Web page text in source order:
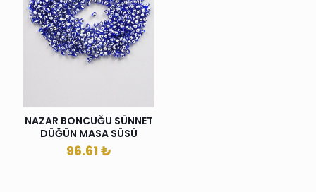
NAZAR BONCUĞU SÜNNET
DÜĞÜN MASA SÜSÜ
96.61₺